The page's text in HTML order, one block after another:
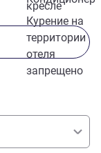
кресле
Курение на
территории
отеля
запрещено